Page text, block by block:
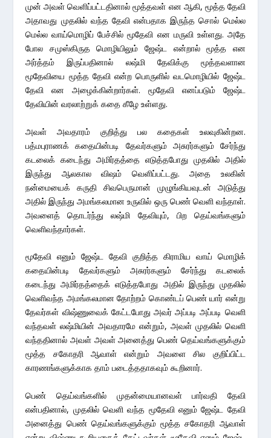
முன் அவள் வெளிப்பட்டதினால் மூத்தவள் என ஆகி, மூத்த தேவி
அதாவது முதலில் வந்த தேவி என்பதாக இருந்த சொல் மெல்ல
மெல்ல வாய்மொழிப் பேச்சில் மூதேவி என மருவி உள்ளது. அதே
போல சமுஸ்கிருத மொழியிலும் ஜேஷ்ட என்றால் மூத்த என
அர்த்தம் இருப்பதினால் லஷ்மி தேவிக்கு மூத்தவளான
மூதேவியை மூத்த தேவி என்ற பொருளில் வடமொழியில் ஜேஷ்ட
தேவி என அழைக்கின்றார்கள். மூதேவி எனப்படும் ஜேஷ்ட
தேவியின் வரலாற்றுக் கதை கீழே உள்ளது.
அவள் அவதாரம் குறித்து பல கதைகள் உலவுகின்றன.
பத்மபுராணக் கதையின்படி தேவர்களும் அசுரர்களும் சேர்ந்து
கடலைக் கடைந்து அமிர்தத்தை எடுத்தபோது முதலில் அதில்
இருந்து ஆலகால விஷம் வெளிப்பட்டது. அதை உலகின்
நன்மையைக் கருதி சிவபெருமான் முழுங்கியவுடன் அடுத்து
அதில் இருந்து அமங்கலமான உருவில் ஒரு பெண் வெளி வந்தாள்.
அவளைத் தொடர்ந்து லஷ்மி தேவியும், பிற தெய்வங்களும்
வெளிவந்தார்கள்.
மூதேவி எனும் ஜேஷ்ட தேவி குறித்த கிராமிய வாய் மொழிக்
கதையின்படி தேவர்களும் அசுரர்களும் சேர்ந்து கடலைக்
கடைந்து அமிர்தத்தைக் எடுத்தபோது அதில் இருந்து முதலில்
வெளிவந்த அமங்கலமான தோற்றம் கொண்டப் பெண் யார் என்று
தேவர்கள் விஷ்ணுவைக் கேட்டபோது அவர் அப்படி அப்படி வெளி
வந்தவள் லஷ்மியின் அவதாரமே என்றும், அவள் முதலில் வெளி
வந்ததினால் அவள் அவள் அனைத்து பெண் தெய்வங்களுக்கும்
மூத்த சகோதரி ஆவாள் என்றும் அவளை சில குறிப்பிட்ட
காரணங்களுக்காக தாம் படைத்ததாகவும் கூறினார்.
பெண் தெய்வங்களில் முதன்மையானவள் பார்வதி தேவி
என்பதினால், முதலில் வெளி வந்த மூதேவி எனும் ஜேஷ்ட தேவி
அனைத்து பெண் தெய்வங்களுக்கும் மூத்த சகோதரி ஆவாள்